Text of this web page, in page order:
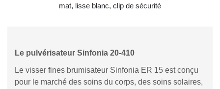
mat, lisse blanc, clip de sécurité
Le pulvérisateur Sinfonia 20-410
Le visser fines brumisateur Sinfonia ER 15 est conçu
pour le marché des soins du corps, des soins solaires,